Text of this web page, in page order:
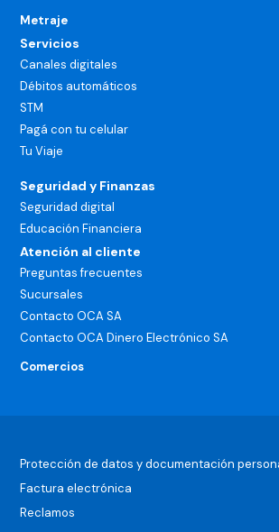
Metraje
Servicios
Canales digitales
Débitos automáticos
STM
Pagá con tu celular
Tu Viaje
Seguridad y Finanzas
Seguridad digital
Educación Financiera
Atención al cliente
Preguntas frecuentes
Sucursales
Contacto OCA SA
Contacto OCA Dinero Electrónico SA
Comercios
Protección de datos y documentación
Factura electrónica
Reclamos